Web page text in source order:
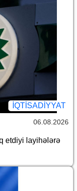
İQTİSADİYYAT
06.08.2026
etdiyi layihələrə